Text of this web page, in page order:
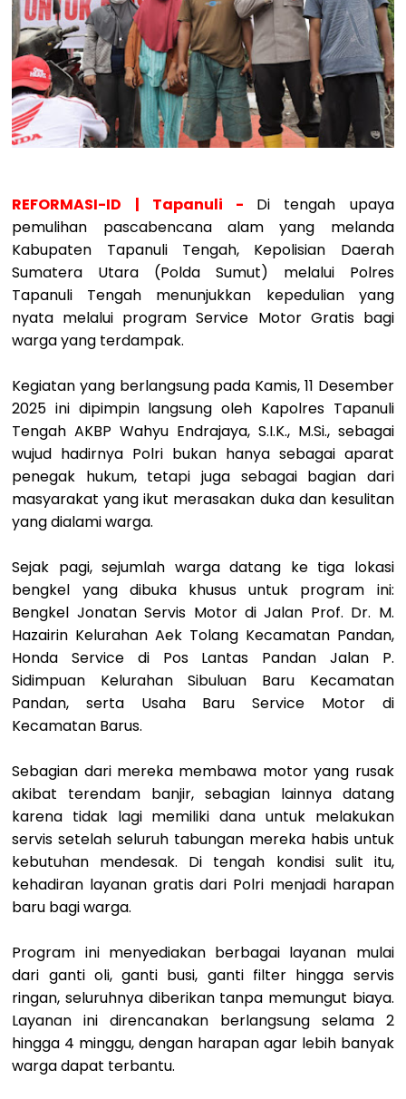
REFORMASI-ID | Tapanuli - Di tengah upaya
pemulihan pascabencana alam yang melanda
Kabupaten Tapanuli Tengah, Kepolisian Daerah
Sumatera Utara (Polda Sumut) melalui Polres
Tapanuli Tengah menunjukkan kepedulian yang
nyata melalui program Service Motor Gratis bagi
warga yang terdampak.
Kegiatan yang berlangsung pada Kamis, 11 Desember
2025 ini dipimpin langsung oleh Kapolres Tapanuli
Tengah AKBP Wahyu Endrajaya, S.I.K., M.Si., sebagai
wujud hadirnya Polri bukan hanya sebagai aparat
penegak hukum, tetapi juga sebagai bagian dari
masyarakat yang ikut merasakan duka dan kesulitan
yang dialami warga.
Sejak pagi, sejumlah warga datang ke tiga lokasi
bengkel yang dibuka khusus untuk program ini:
Bengkel Jonatan Servis Motor di Jalan Prof. Dr. M.
Hazairin Kelurahan Aek Tolang Kecamatan Pandan,
Honda Service di Pos Lantas Pandan Jalan P.
Sidimpuan Kelurahan Sibuluan Baru Kecamatan
Pandan, serta Usaha Baru Service Motor di
Kecamatan Barus.
Sebagian dari mereka membawa motor yang rusak
akibat terendam banjir, sebagian lainnya datang
karena tidak lagi memiliki dana untuk melakukan
servis setelah seluruh tabungan mereka habis untuk
kebutuhan mendesak. Di tengah kondisi sulit itu,
kehadiran layanan gratis dari Polri menjadi harapan
baru bagi warga.
Program ini menyediakan berbagai layanan mulai
dari ganti oli, ganti busi, ganti filter hingga servis
ringan, seluruhnya diberikan tanpa memungut biaya.
Layanan ini direncanakan berlangsung selama 2
hingga 4 minggu, dengan harapan agar lebih banyak
warga dapat terbantu.